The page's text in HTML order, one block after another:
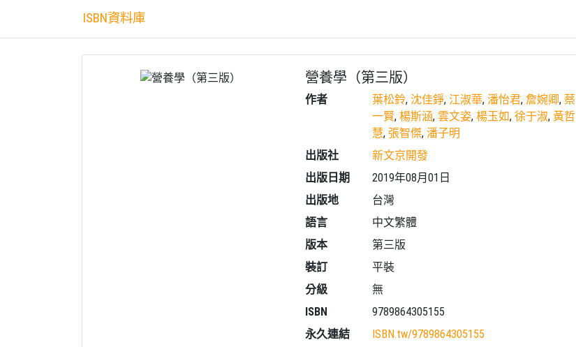
ISBN資料庫
營養學（第三版）
作者 葉松鈴, 沈佳錚, 江淑華,潘怡君,詹婉卿,蔡
一賢,楊斯涵,雲文姿,楊玉如,徐于淑,黃哲
慧, 張智傑,潘子明
出版社
新文京開發
出版日期
2019年08月01日
出版地
台灣
語言
中文繁體
版本
第三版
裝訂
平裝
分級
無
ISBN
9789864305155
永久連結
ISBN.tw/9789864305155